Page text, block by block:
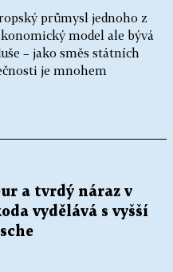
průmysl jednoho z
model ale bývá
– jako směs státních
je mnohem
a tvrdý náraz v
vydělává s vyšší